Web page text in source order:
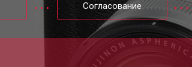
от 70 мин
Согласование